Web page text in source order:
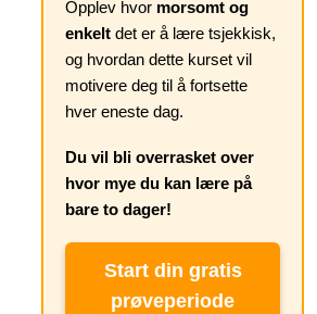
Opplev hvor morsomt og
enkelt det er å lære tsjekkisk,
og hvordan dette kurset vil
motivere deg til å fortsette
hver eneste dag.
Du vil bli overrasket over
hvor mye du kan lære på
bare to dager!
Start din gratis
prøveperiode